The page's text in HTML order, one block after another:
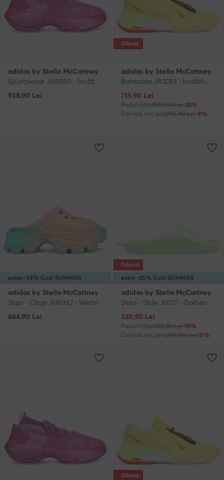
adidas by Stella McCartney
Sportswear JH8950 · Încălțăminte pentru sală
938,90 Lei
Ofertă
adidas by Stella McCartney
Barricade JR3283 · Încălțăminte pentru sală
Prețul actual
719,90 Lei
Prețul inițial999,90 Lei-28%
Cel mai mic preț795,90 Lei-9%
extra -35% Cod: SUMMER
adidas by Stella McCartney
Şlapi · Clogs JH8952 · Verde
664,90 Lei
extra -25% Cod: SUMMER
Ofertă
adidas by Stella McCartney
Şlapi · Slide JI1217 · Galben
Prețul actual
320,90 Lei
Prețul inițial400,00 Lei-19%
Cel mai mic preț359,90 Lei-10%
Ofertă